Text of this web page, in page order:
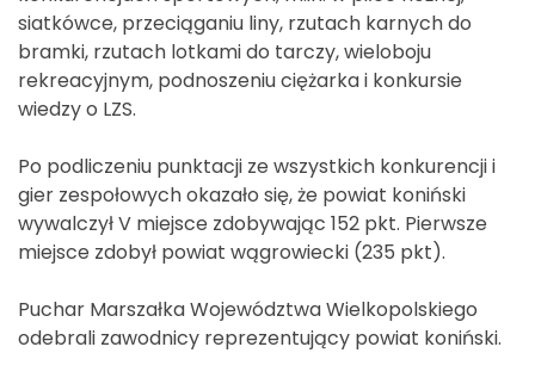
siatkówce, przeciąganiu liny, rzutach karnych do
bramki, rzutach lotkami do tarczy, wieloboju
rekreacyjnym, podnoszeniu ciężarka i konkursie
wiedzy o LZS.
Po podliczeniu punktacji ze wszystkich konkurencji i
gier zespołowych okazało się, że powiat koniński
wywalczył V miejsce zdobywając 152 pkt. Pierwsze
miejsce zdobył powiat wągrowiecki (235 pkt).
Puchar Marszałka Województwa Wielkopolskiego
odebrali zawodnicy reprezentujący powiat koniński.